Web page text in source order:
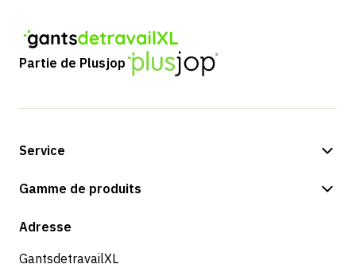
Partie de Plusjop
Service
Options de paiement
Retours et service
Gamme de produits
Boutique
Adresse
GantsdetravailXL